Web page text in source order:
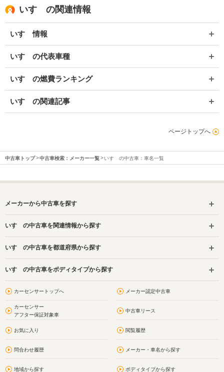
いすゞの関連情報
いすゞ情報
いすゞの代表車種
いすゞの燃費ランキング
いすゞの関連記事
ページトップへ
中古車トップ 中古車検索：メーカー一覧 いすゞの中古車：車名一覧
メーカーから中古車を探す
いすゞの中古車を関連情報から探す
いすゞの中古車を都道府県から探す
いすゞの中古車をボディタイプから探す
カーセンサートップへ メーカー認定中古車
カーセンサー
アフター保証対象車
中古車リース
お気に入り 閲覧履歴
問合わせ履歴 メーカー・車名から探す
地域から探す ボディタイプから探す